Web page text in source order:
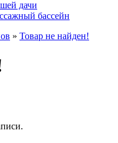
дачи
бассейн
» Товар не найден!